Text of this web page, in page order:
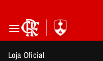
Loja Oficial